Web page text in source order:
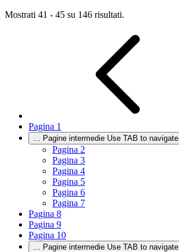
Mostrati 41 - 45 su 146 risultati.
Pagina 1
Pagine intermedie Use TAB to navigate.
Pagina 2
Pagina 3
Pagina 4
Pagina 5
Pagina 6
Pagina 7
Pagina 8
Pagina 9
Pagina 10
Pagine intermedie Use TAB to navigate.